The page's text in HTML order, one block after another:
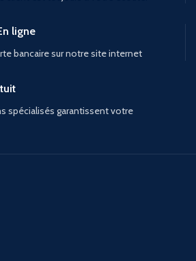
ligne
bancaire sur notre site internet
spécialisés garantissent votre